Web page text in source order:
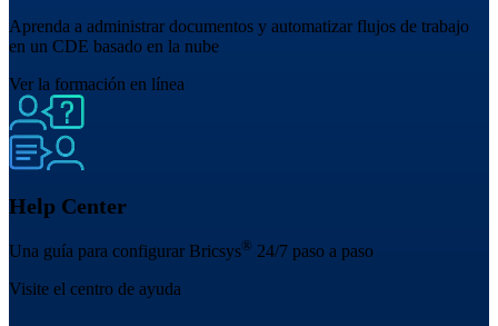
Aprenda a administrar documentos y automatizar flujos de trabajo
en un CDE basado en la nube
Ver la formación en línea
Help Center
Una guía para configurar Bricsys® 24/7 paso a paso
Visite el centro de ayuda